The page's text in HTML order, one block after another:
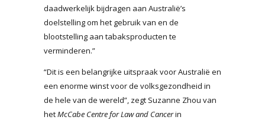
daadwerkelijk bijdragen aan Australië’s
doelstelling om het gebruik van en de
blootstelling aan tabaksproducten te
verminderen.”
“Dit is een belangrijke uitspraak voor Australië en
een enorme winst voor de volksgezondheid in
de hele van de wereld”, zegt Suzanne Zhou van
hetMcCabe Centre for Law and Cancerin